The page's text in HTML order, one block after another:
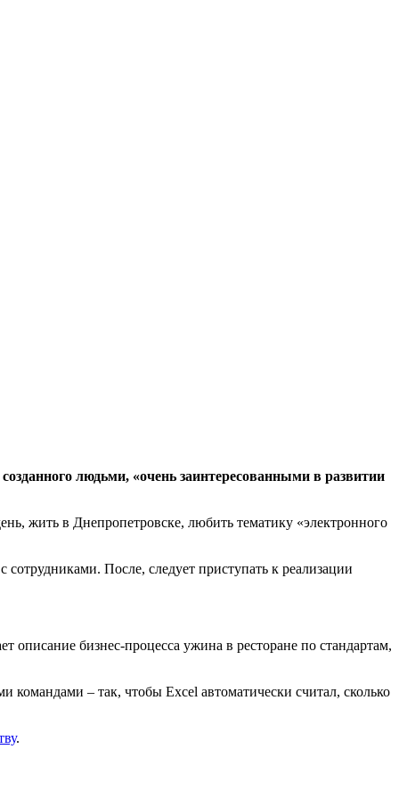
людьми, «очень заинтересованными в развитии
жить в Днепропетровске, любить тематику «электронного
сотрудниками. После, следует приступать к реализации
описание бизнес-процесса ужина в ресторане по стандартам,
командами – так, чтобы Excel автоматически считал, сколько
.